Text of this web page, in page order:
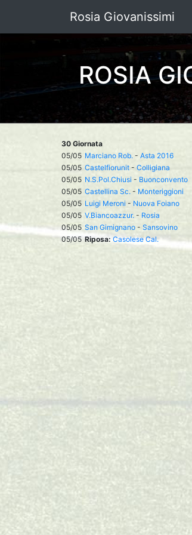
Rosia Giovanissimi
ROSIA
30 Giornata
05/05 Marciano Rob. - Asta 2016
05/05 Castelfiorunit - Colligiana
05/05 N.S.Pol.Chiusi - Buonconvento
05/05 Castellina Sc. - Monteriggioni
05/05 Luigi Meroni - Nuova Foiano
05/05 V.Biancoazzur. - Rosia
05/05 San Gimignano - Sansovino
05/05 Riposa: Casolese Cal.